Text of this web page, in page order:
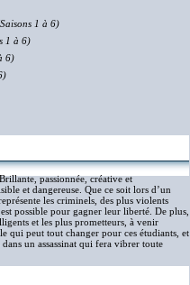
1 à 6)
1 à 6)
6)
passionnée, créative et
et dangereuse. Que ce soit lors d’un
les criminels, des plus violents
possible pour gagner leur liberté. De plus,
et les plus prometteurs, à venir
qui peut tout changer pour ces étudiants, et
un assassinat qui fera vibrer toute